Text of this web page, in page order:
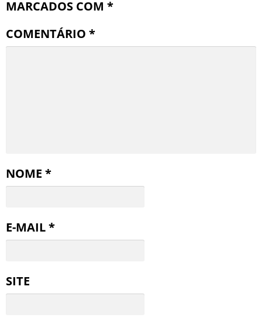
MARCADOS COM *
COMENTÁRIO *
NOME *
E-MAIL*
SITE